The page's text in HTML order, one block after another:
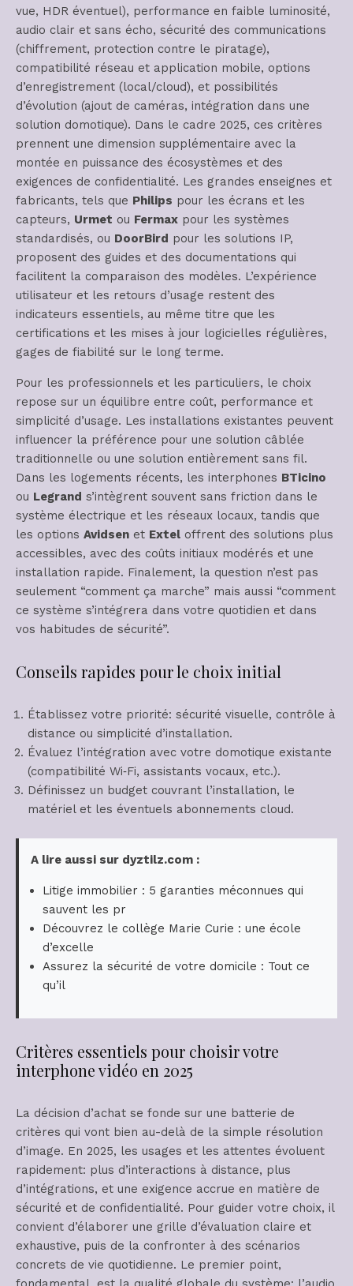
vue, HDR éventuel), performance en faible luminosité,
audio clair et sans écho, sécurité des communications
(chiffrement, protection contre le piratage),
compatibilité réseau et application mobile, options
d’enregistrement (local/cloud), et possibilités
d’évolution (ajout de caméras, intégration dans une
solution domotique). Dans le cadre 2025, ces critères
prennent une dimension supplémentaire avec la
montée en puissance des écosystèmes et des
exigences de confidentialité. Les grandes enseignes et
fabricants, tels que Philips pour les écrans et les
capteurs, Urmet ou Fermax pour les systèmes
standardisés, ou DoorBird pour les solutions IP,
proposent des guides et des documentations qui
facilitent la comparaison des modèles. L’expérience
utilisateur et les retours d’usage restent des
indicateurs essentiels, au même titre que les
certifications et les mises à jour logicielles régulières,
gages de fiabilité sur le long terme.
Pour les professionnels et les particuliers, le choix
repose sur un équilibre entre coût, performance et
simplicité d’usage. Les installations existantes peuvent
influencer la préférence pour une solution câblée
traditionnelle ou une solution entièrement sans fil.
Dans les logements récents, les interphones BTicino
ou Legrand s’intègrent souvent sans friction dans le
système électrique et les réseaux locaux, tandis que
les options Avidsen et Extel offrent des solutions plus
accessibles, avec des coûts initiaux modérés et une
installation rapide. Finalement, la question n’est pas
seulement “comment ça marche” mais aussi “comment
ce système s’intégrera dans votre quotidien et dans
vos habitudes de sécurité”.
Conseils rapides pour le choix initial
Établissez votre priorité: sécurité visuelle, contrôle à
distance ou simplicité d’installation.
Évaluez l’intégration avec votre domotique existante
(compatibilité Wi‑Fi, assistants vocaux, etc.).
Définissez un budget couvrant l’installation, le
matériel et les éventuels abonnements cloud.
A lire aussi sur dyztilz.com :
Litige immobilier : 5 garanties méconnues qui
sauvent les pr
Découvrez le collège Marie Curie : une école
d’excelle
Assurez la sécurité de votre domicile : Tout ce
qu’il
Critères essentiels pour choisir votre
interphone vidéo en 2025
La décision d’achat se fonde sur une batterie de
critères qui vont bien au-delà de la simple résolution
d’image. En 2025, les usages et les attentes évoluent
rapidement: plus d’interactions à distance, plus
d’intégrations, et une exigence accrue en matière de
sécurité et de confidentialité. Pour guider votre choix, il
convient d’élaborer une grille d’évaluation claire et
exhaustive, puis de la confronter à des scénarios
concrets de vie quotidienne. Le premier point,